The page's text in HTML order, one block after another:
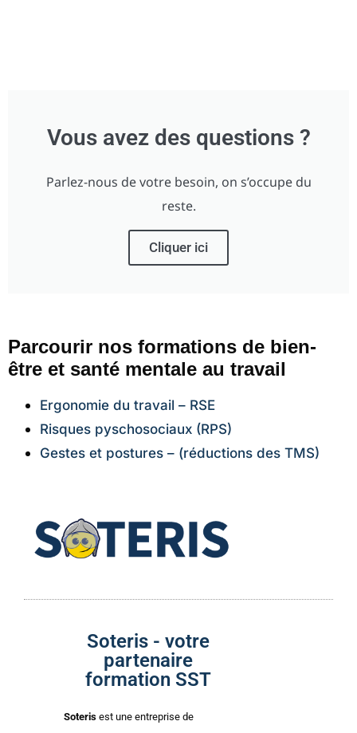
Vous avez des questions ?
Parlez-nous de votre besoin, on s’occupe du
reste.
Cliquer ici
Parcourir nos formations de bien-
être et santé mentale au travail
Ergonomie du travail – RSE
Risques pyschosociaux (RPS)
Gestes et postures – (réductions des TMS)
Soteris - votre
partenaire
formation SST
Soteris est une entreprise de